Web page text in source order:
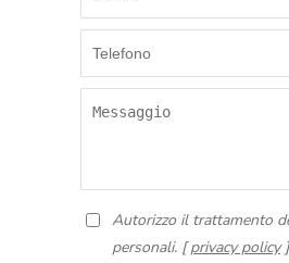
Autorizzo il trattamento
personali. [privacy policy]